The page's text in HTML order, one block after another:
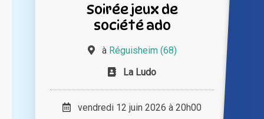
Soirée jeux de
société ado
à Réguisheim (68)
La Ludo
vendredi 12 juin 2026 à 20h00